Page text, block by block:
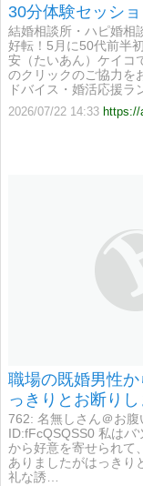
30分体験セッショ
結婚相談所・ハピ婚相
好転！5月に50代前半
安（たいあん）ケイ
のクリックのご協力を
ドバイス・婚活応援
2026/07/22 14:33 https://
職場の既婚男性
っきりとお断りし
762: 名無しさん＠お
ID:fFcQSQSS0 私は
から好意を寄せられて
ありましたがはっきり
礼な誘…